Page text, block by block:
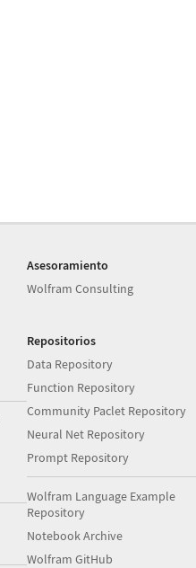
Asesoramiento
Wolfram Consulting
Repositorios
Data Repository
Function Repository
Community Paclet Repository
Neural Net Repository
Prompt Repository
Wolfram Language Example
Repository
Notebook Archive
Wolfram GitHub